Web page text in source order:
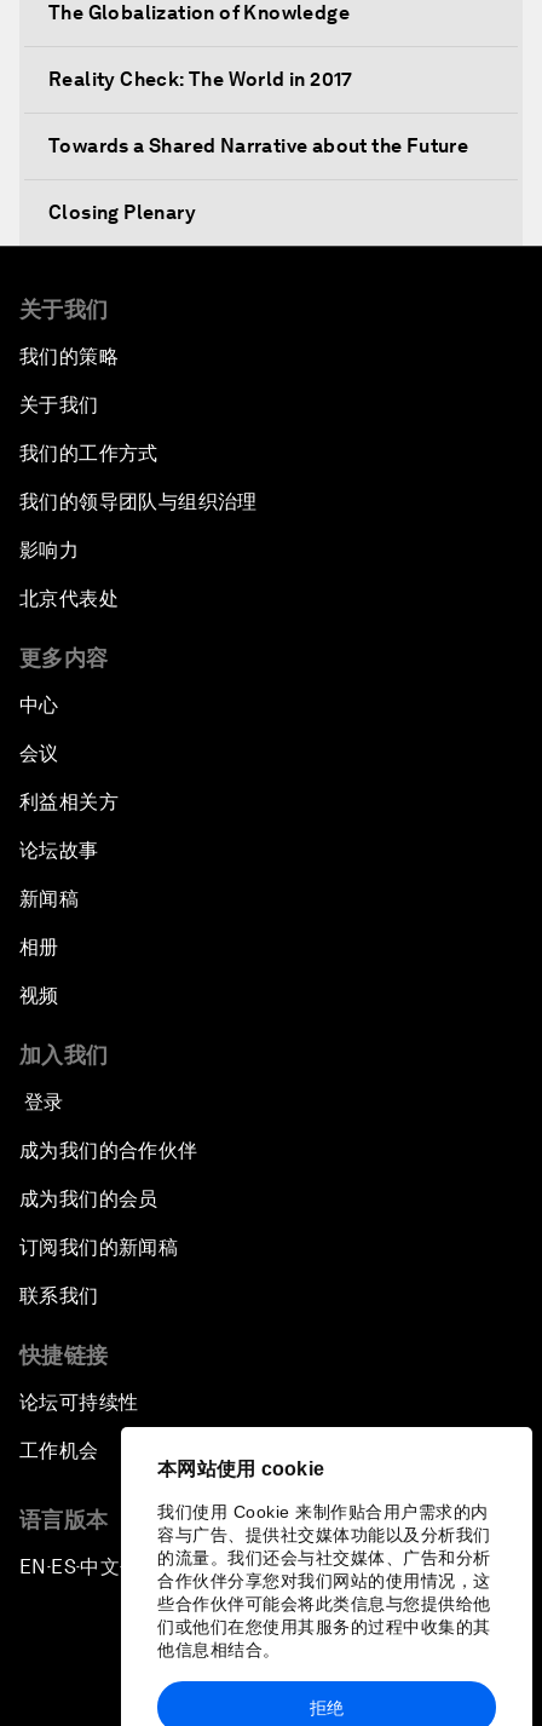
本网站使用 cookie
我们使用 Cookie 来制作贴合用户需求的内
容与广告、提供社交媒体功能以及分析我们
的流量。我们还会与社交媒体、广告和分析
合作伙伴分享您对我们网站的使用情况，这
些合作伙伴可能会将此类信息与您提供给他
们或他们在您使用其服务的过程中收集的其
他信息相结合。
拒绝
The Globalization of Knowledge
Reality Check: The World in 2017
Towards a Shared Narrative about the Future
Closing Plenary
关于我们
我们的策略
关于我们
我们的工作方式
我们的领导团队与组织治理
影响力
北京代表处
更多内容
中心
会议
利益相关方
论坛故事
新闻稿
相册
视频
加入我们
登录
成为我们的合作伙伴
成为我们的会员
订阅我们的新闻稿
联系我们
快捷链接
论坛可持续性
工作机会
语言版本
EN ▪ES▪中文▪ 日本語